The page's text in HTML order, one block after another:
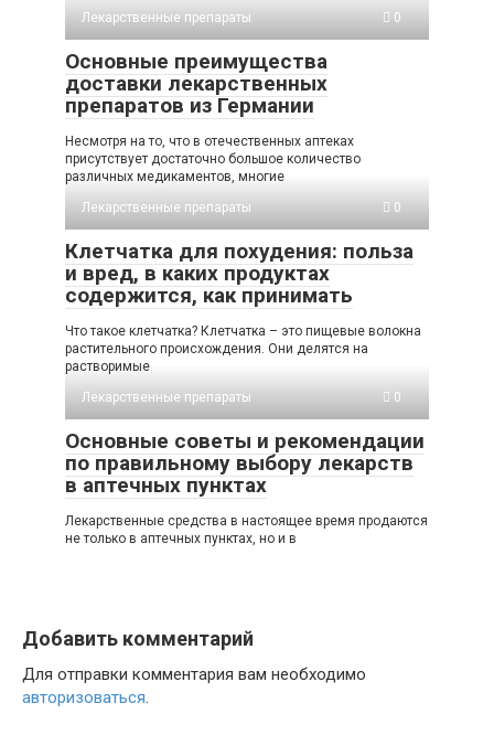
Лекарственные препараты
0
Основные преимущества
доставки лекарственных
препаратов из Германии
Несмотря на то, что в отечественных аптеках
присутствует достаточно большое количество
различных медикаментов, многие
Лекарственные препараты
0
Клетчатка для похудения: польза
и вред, в каких продуктах
содержится, как принимать
Что такое клетчатка? Клетчатка – это пищевые волокна
растительного происхождения. Они делятся на
растворимые
Лекарственные препараты
0
Основные советы и рекомендации
по правильному выбору лекарств
в аптечных пунктах
Лекарственные средства в настоящее время продаются
не только в аптечных пунктах, но и в
Добавить комментарий
Для отправки комментария вам необходимо
авторизоваться.